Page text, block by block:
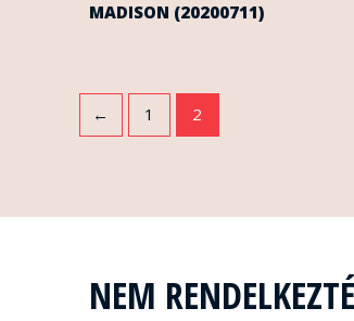
MADISON (20200711)
← 1 2
NEM